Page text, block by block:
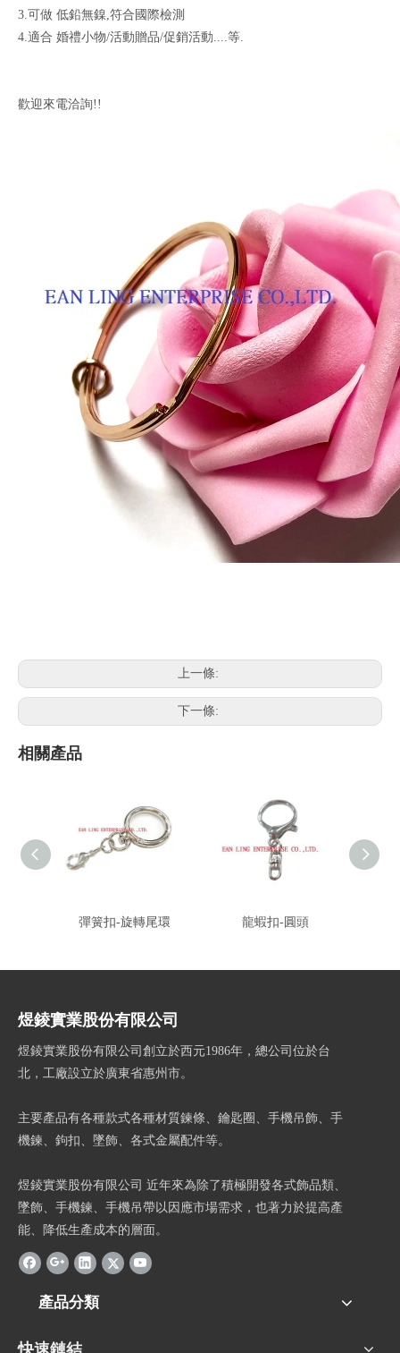
3.可做 低鉛無鎳,符合國際檢測
4.適合 婚禮小物/活動贈品/促銷活動....等.
歡迎來電洽詢!!
上一條:
下一條:
相關產品
彈簧扣-旋轉尾環 龍蝦扣-圓頭
煜錂實業股份有限公司
煜錂實業股份有限公司創立於西元1986年，總公司位於台
北，工廠設立於廣東省惠州市。
主要產品有各種款式各種材質鍊條、鑰匙圈、手機吊飾、手
機鍊、鉤扣、墜飾、各式金屬配件等。
煜錂實業股份有限公司 近年來為除了積極開發各式飾品類、
墜飾、手機鍊、手機吊帶以因應市場需求，也著力於提高產
能、降低生產成本的層面。
產品分類
快速鏈結